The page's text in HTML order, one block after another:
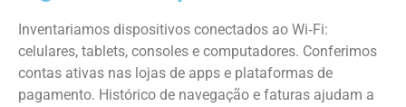
Inventariamos dispositivos conectados ao Wi‑Fi:
celulares, tablets, consoles e computadores. Conferimos
contas ativas nas lojas de apps e plataformas de
pagamento. Histórico de navegação e faturas ajudam a